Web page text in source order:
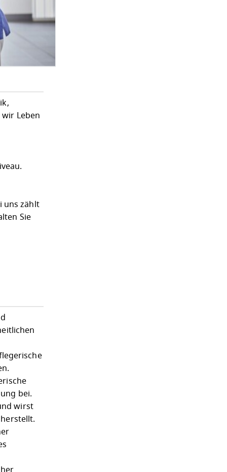
Leben
uns zählt
Sie
bei.
wirst